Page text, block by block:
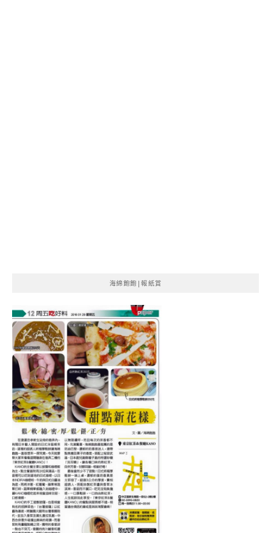
海綿飽飽|報紙賞